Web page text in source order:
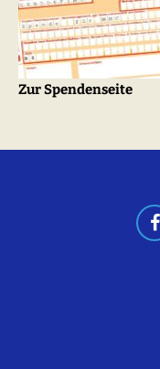
Zur Spendenseite